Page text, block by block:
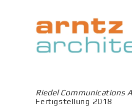
Riedel Communications
Fertigstellung 2018